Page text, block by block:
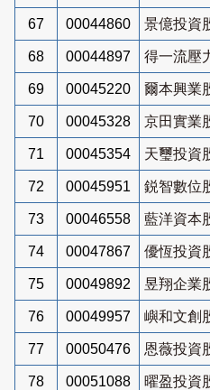
67 00044860 景億投資
68 00044897 得一流壓
69 00045220 爾本興業
70 00045328 京田實業
71 00045354 天璽投資
72 00045951 鋭智數位
73 00046558 藍洋資本
74 00047867 優恆投資
75 00049892 昱翔企業
76 00049957 嶼和文創
77 00050476 恩薇投資
78 00051088 曜盈投資